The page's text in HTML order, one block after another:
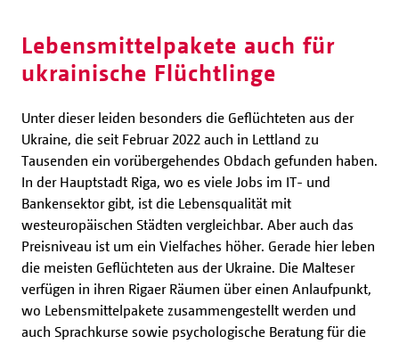
Lebensmittelpakete auch für
ukrainische Flüchtlinge
Unter dieser leiden besonders die Geflüchteten aus der
Ukraine, die seit Februar 2022 auch in Lettland zu
Tausenden ein vorübergehendes Obdach gefunden haben.
In der Hauptstadt Riga, wo es viele Jobs im IT- und
Bankensektor gibt, ist die Lebensqualität mit
westeuropäischen Städten vergleichbar. Aber auch das
Preisniveau ist um ein Vielfaches höher. Gerade hier leben
die meisten Geflüchteten aus der Ukraine. Die Malteser
verfügen in ihren Rigaer Räumen über einen Anlaufpunkt,
wo Lebensmittelpakete zusammengestellt werden und
auch Sprachkurse sowie psychologische Beratung für die